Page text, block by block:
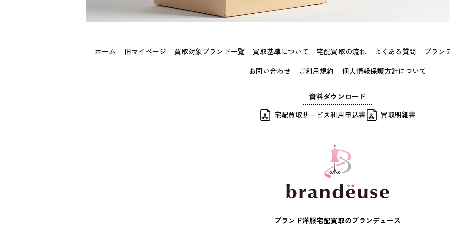
ホーム 旧マイページ 買取対象ブランド一覧 買取基準について 宅配買取の流れ よくある質問
ブラン
お問い合わせ
ご利用規約 個人情報保護方針について
資料ダウンロード
宅配買取サービス利用申込書
買取明細書
ブランド洋服宅配買取のブランデュース